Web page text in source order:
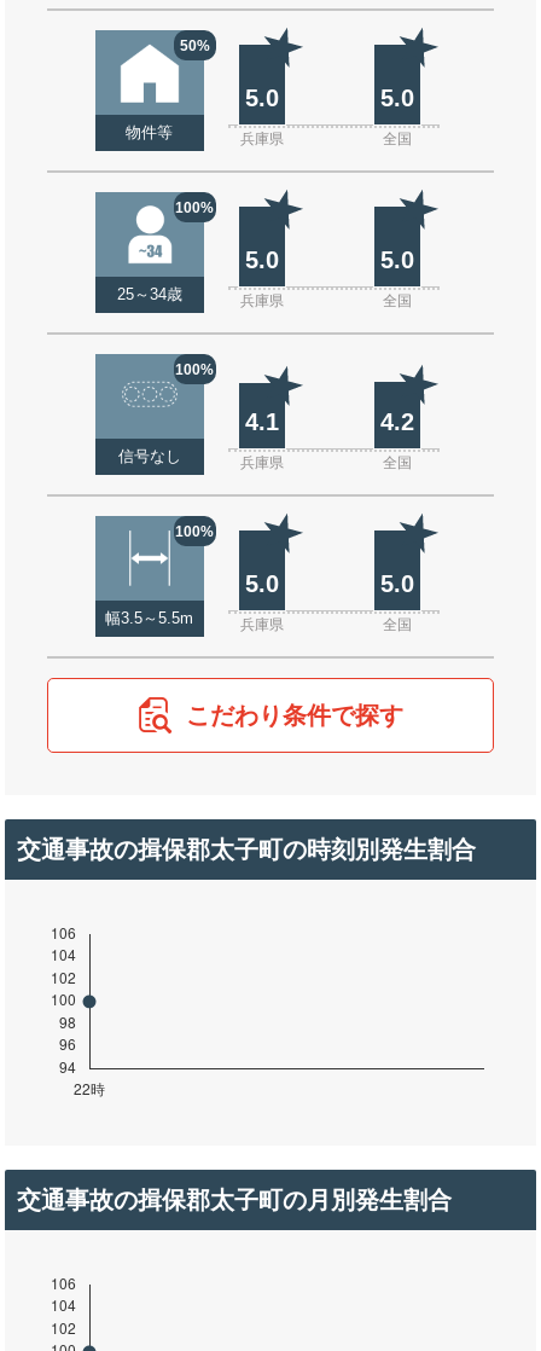
50%
物件等
5.0 5.0
兵庫県 全国
100%
25～34歳
5.0 5.0
兵庫県 全国
100%
信号なし
4.1 4.2
兵庫県 全国
100%
幅3.5～5.5m
5.0 5.0
兵庫県 全国
こだわり条件で探す
交通事故の揖保郡太子町の時刻別発生割合
交通事故の揖保郡太子町の月別発生割合